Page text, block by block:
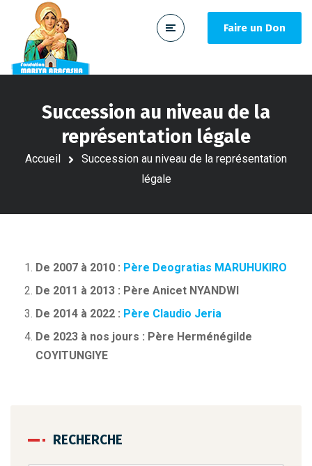
Faire un Don
Succession au niveau de la
représentation légale
Accueil
Succession au niveau de la représentation
légale
De 2007 à 2010 : Père Deogratias MARUHUKIRO
De 2011 à 2013 : Père Anicet NYANDWI
De 2014 à 2022 : Père Claudio Jeria
De 2023 à nos jours : Père Herménégilde
COYITUNGIYE
RECHERCHE